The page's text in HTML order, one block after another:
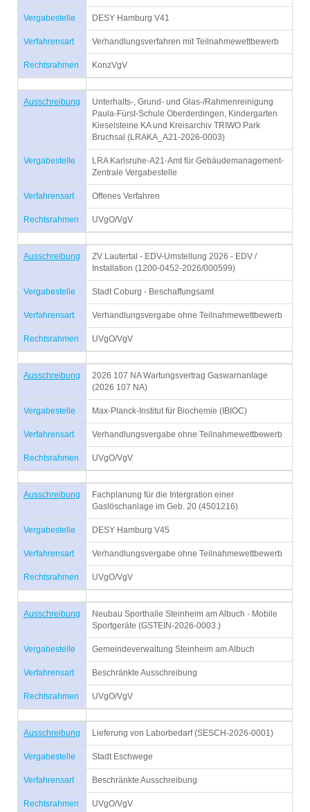
Vergabestelle DESY Hamburg V41
Verfahrensart Verhandlungsverfahren mit Teilnahmewettbewerb
Rechtsrahmen KonzVgV
Ausschreibung
Unterhalts-, Grund- und Glas-/Rahmenreinigung
Paula-Fürst-Schule Oberderdingen, Kindergarten
Kieselsteine KA und Kreisarchiv TRIWO Park
Bruchsal (LRAKA_A21-2026-0003)
Vergabestelle
LRA Karlsruhe-A21-Amt für Gebäudemanagement-
Zentrale Vergabestelle
Verfahrensart Offenes Verfahren
Rechtsrahmen UVgO/VgV
Ausschreibung
ZV Lautertal - EDV-Umstellung 2026 - EDV /
Installation (1200-0452-2026/000599)
Vergabestelle Stadt Coburg - Beschaffungsamt
Verfahrensart Verhandlungsvergabe ohne Teilnahmewettbewerb
Rechtsrahmen UVgO/VgV
Ausschreibung
2026 107 NA Wartungsvertrag Gaswarnanlage
(2026 107 NA)
Vergabestelle Max-Planck-Institut für Biochemie (IBIOC)
Verfahrensart Verhandlungsvergabe ohne Teilnahmewettbewerb
Rechtsrahmen UVgO/VgV
Ausschreibung
Fachplanung für die Intergration einer
Gaslöschanlage im Geb. 20 (4501216)
Vergabestelle DESY Hamburg V45
Verfahrensart Verhandlungsvergabe ohne Teilnahmewettbewerb
Rechtsrahmen UVgO/VgV
Ausschreibung
Neubau Sporthalle Steinheim am Albuch - Mobile
Sportgeräte (GSTEIN-2026-0003.)
Vergabestelle Gemeindeverwaltung Steinheim am Albuch
Verfahrensart Beschränkte Ausschreibung
Rechtsrahmen UVgO/VgV
Ausschreibung Lieferung von Laborbedarf (SESCH-2026-0001)
Vergabestelle Stadt Eschwege
Verfahrensart Beschränkte Ausschreibung
Rechtsrahmen UVgO/VgV